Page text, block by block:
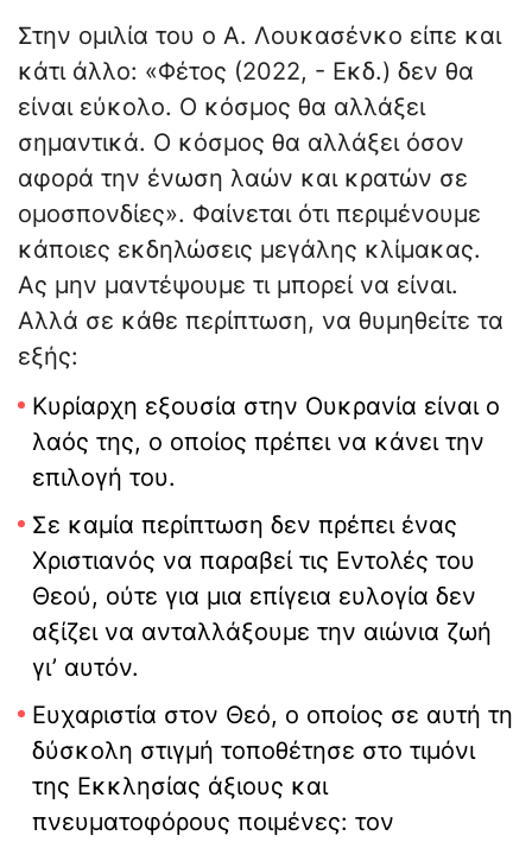
Στην ομιλία του ο Α. Λουκασένκο είπε και
κάτι άλλο: «Φέτος (2022, - Εκδ.) δεν θα
είναι εύκολο. Ο κόσμος θα αλλάξει
σημαντικά. Ο κόσμος θα αλλάξει όσον
αφορά την ένωση λαών και κρατών σε
ομοσπονδίες». Φαίνεται ότι περιμένουμε
κάποιες εκδηλώσεις μεγάλης κλίμακας.
Ας μην μαντέψουμε τι μπορεί να είναι.
Αλλά σε κάθε περίπτωση, να θυμηθείτε τα
εξής:
Κυρίαρχη εξουσία στην Ουκρανία είναι ο
λαός της, ο οποίος πρέπει να κάνει την
επιλογή του.
Σε καμία περίπτωση δεν πρέπει ένας
Χριστιανός να παραβεί τις Εντολές του
Θεού, ούτε για μια επίγεια ευλογία δεν
αξίζει να ανταλλάξουμε την αιώνια ζωή
γι’ αυτόν.
Ευχαριστία στον Θεό, ο οποίος σε αυτή τη
δύσκολη στιγμή τοποθέτησε στο τιμόνι
της Εκκλησίας άξιους και
πνευματοφόρους ποιμένες: τον